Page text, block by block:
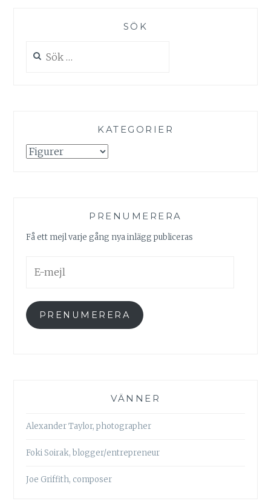
SÖK
efter:
KATEGORIER
Kategorier
PRENUMERERA
Få ett mejl varje gång nya inlägg publiceras
mejl
PRENUMERERA
VÄNNER
Alexander Taylor, photographer
Foki Soirak, blogger/entrepreneur
Joe Griffith, composer